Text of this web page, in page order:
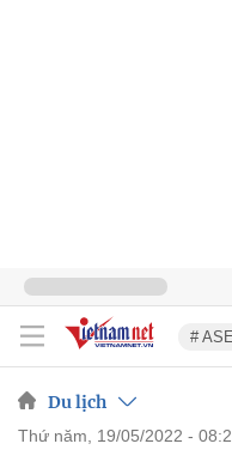
#
Du lịch
thứ năm, 19/05/2022 -